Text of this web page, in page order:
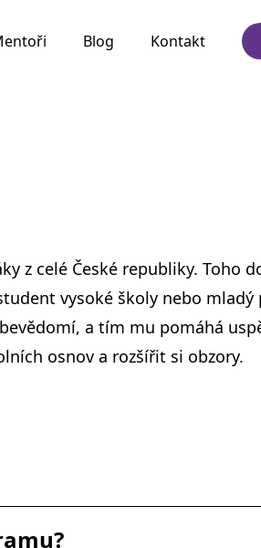
Blog Kontakt
z celé České republiky. Toho
vysoké školy nebo mladý
a tím mu pomáhá
osnov a rozšířit si obzory.